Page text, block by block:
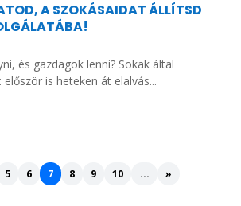
A SZOKÁSAIDAT ÁLLÍTSD
és gazdagok lenni? Sokak által
is heteken át elalvás...
5 6 7 8 9 10 ... »